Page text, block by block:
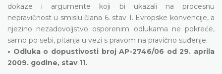
dokaze i argumente koji bi ukazali na procesnu
nepravičnost u smislu člana 6. stav 1. Evropske konvencije, a
njezino nezadovoljstvo osporenim odlukama ne pokreće,
samo po sebi, pitanja u vezi s pravom na pravično suđenje.
• Odluka o dopustivosti broj AP-2746/06 od 29. aprila
2009. godine, stav 11.